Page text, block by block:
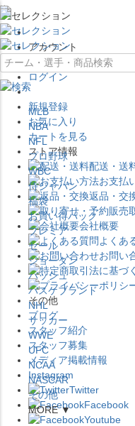
×
アカウント
ログイン
新規登録
お気に入り
カートを見る
ストア情報
配送・送
お支払
返品・交
会社概要
よくあ
お問い
その他
ブログ
スタッフ紹介
スタッフ募集
メディア掲載情報
Instagram
Twitter
Facebook
Youtube
MLB
NBA
NFL
プロ野球
WBC
侍ジャパン
福袋
お買い得パック
プレミア
セール
ジョーダン
バッシュ
バスケブランド
NHL
サッカー
WWE
UFC
NCAA
NASCAR
その他
MORE ▼